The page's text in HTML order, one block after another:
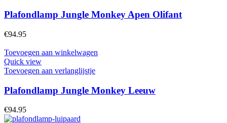
Plafondlamp Jungle Monkey Apen Olifant
€94.95
Toevoegen aan winkelwagen
Quick view
Toevoegen aan verlanglijstje
Plafondlamp Jungle Monkey Leeuw
€94.95